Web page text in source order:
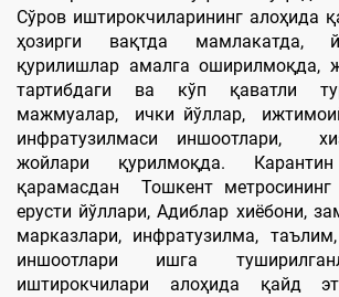
Сўров иштирокчиларининг алоҳида
ҳозирги вақтда мамлакатда,
қурилишлар амалга оширилмоқда,
тартибдаги ва кўп қаватли
мажмуалар, ички йўллар,
инфратузилмаси иншоотлари,
жойлари қурилмоқда. Карантин
қарамасдан Тошкент метросининг
ерусти йўллари, Адиблар хиёбони,
марказлари, инфратузилма,
иншоотлари ишга
иштирокчилари алоҳида қайд